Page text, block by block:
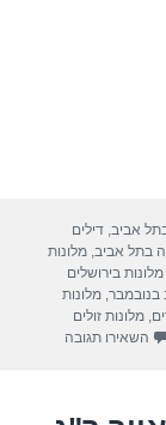
23/10/2018
אביב,דילים
בתל אביב,מלונות
מלונות בירושלים
בנובמבר,מלונות
,מלונות זולים
השאירו תגובה